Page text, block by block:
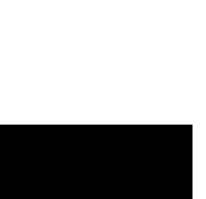
de votre mobile ?
sélectionné